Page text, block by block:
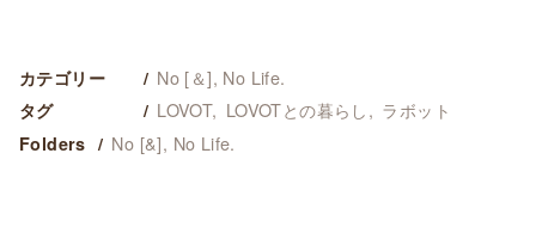
カテゴリー No [＆], No Life.
タグ LOVOT LOVOTとの暮らし ラボット
Folders No [&], No Life.